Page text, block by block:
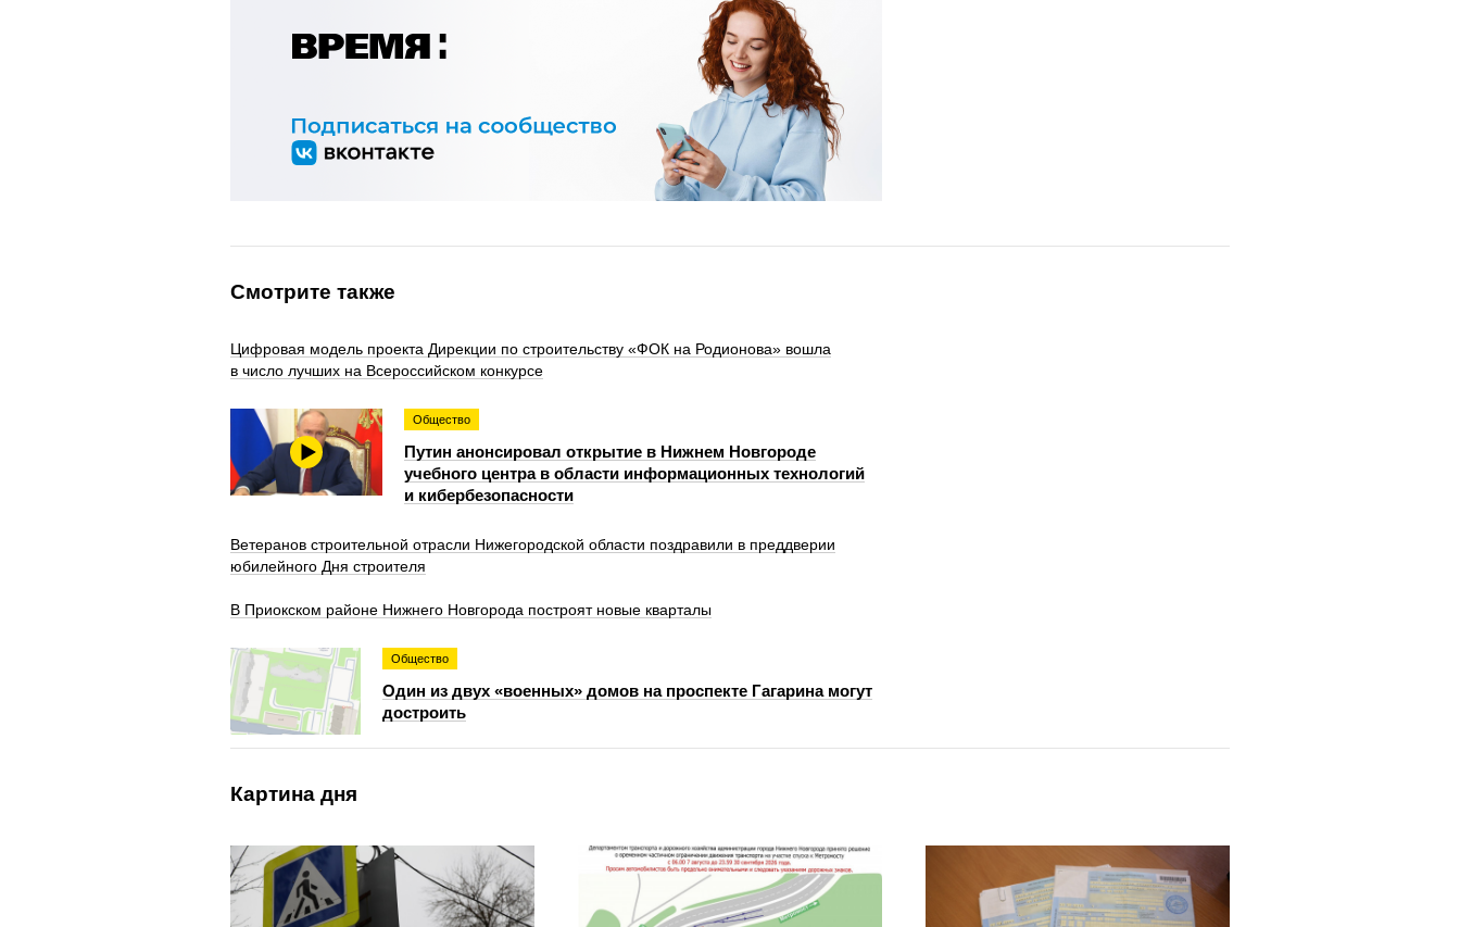
Смотрите также
Цифровая модель проекта Дирекции по строительству «ФОК на Родионова» вошла
в число лучших на Всероссийском конкурсе
Общество
Путин анонсировал открытие в Нижнем Новгороде
учебного центра в области информационных технологий
и кибербезопасности
Ветеранов строительной отрасли Нижегородской области поздравили в преддверии
юбилейного Дня строителя
В Приокском районе Нижнего Новгорода построят новые кварталы
Общество
Один из двух «военных» домов на проспекте Гагарина могут
достроить
Картина дня